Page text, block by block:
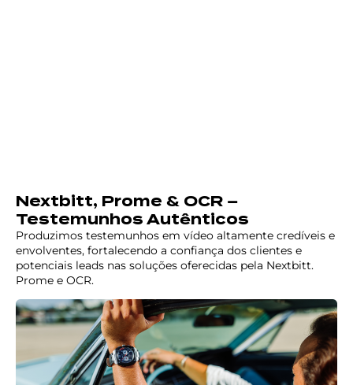
Nextbitt, Prome & OCR –
Testemunhos Autênticos
Produzimos testemunhos em vídeo altamente credíveis e
envolventes, fortalecendo a confiança dos clientes e
potenciais leads nas soluções oferecidas pela Nextbitt.
Prome e OCR.